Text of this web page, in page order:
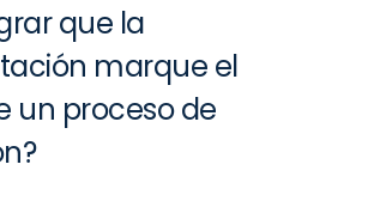
que la
marque el
un proceso de